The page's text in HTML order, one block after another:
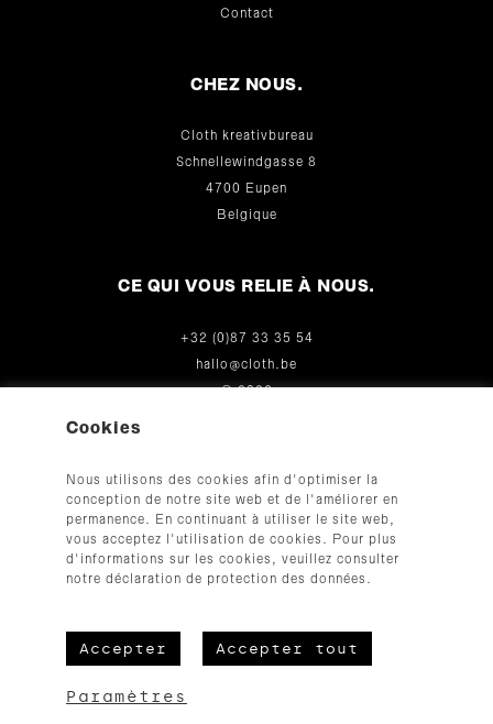
Contact
CHEZ NOUS.
Cloth kreativbureau
Schnellewindgasse 8
4700 Eupen
Belgique
CE QUI VOUS RELIE À NOUS.
+32 (0)87 33 35 54
hallo@cloth.be
© 2026
Cookies
Nous utilisons des cookies afin d'optimiser la
conception de notre site web et de l'améliorer en
permanence. En continuant à utiliser le site web,
vous acceptez l'utilisation de cookies. Pour plus
d'informations sur les cookies, veuillez consulter
notre déclaration de protection des données.
Accepter Accepter tout
Paramètres